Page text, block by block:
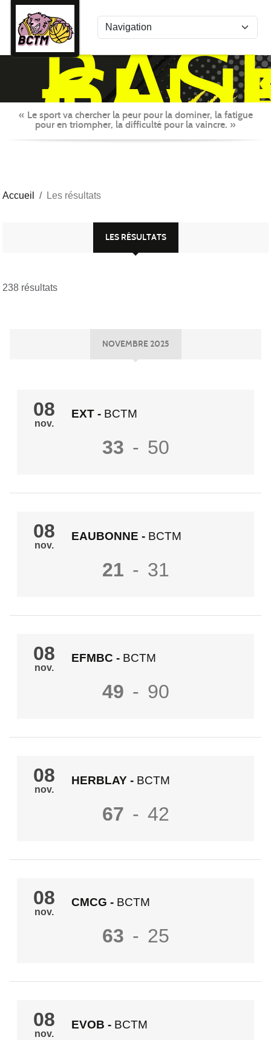
« Le sport va chercher la peur pour la dominer, la fatigue
pour en triompher, la difficulté pour la vaincre. »
Accueil Les résultats
LES RÉSULTATS
238 résultats
NOVEMBRE 2025
08
nov.
EXT - BCTM
33 - 50
08
nov.
EAUBONNE - BCTM
21 - 31
08
nov.
EFMBC - BCTM
49 - 90
08
nov.
HERBLAY - BCTM
67 - 42
08
nov.
CMCG - BCTM
63 - 25
08
nov.
EVOB - BCTM
Panneau de gestion des cookies